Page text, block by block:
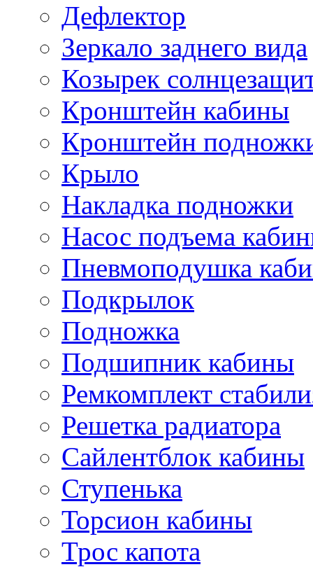
Дефлектор
Зеркало заднего вида
Козырек
Кронштейн кабины
Кронштейн
Крыло
Накладка подножки
Насос подъема
Пневмоподушка
Подкрылок
Подножка
Подшипник кабины
Ремкомплект
Решетка радиатора
Сайлентблок кабины
Ступенька
Торсион кабины
Трос капота